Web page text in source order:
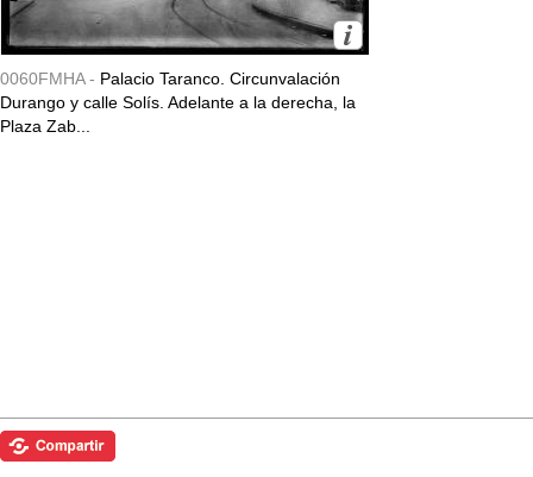
0060FMHA - Palacio Taranco. Circunvalación
Durango y calle Solís. Adelante a la derecha, la
Plaza Zab...